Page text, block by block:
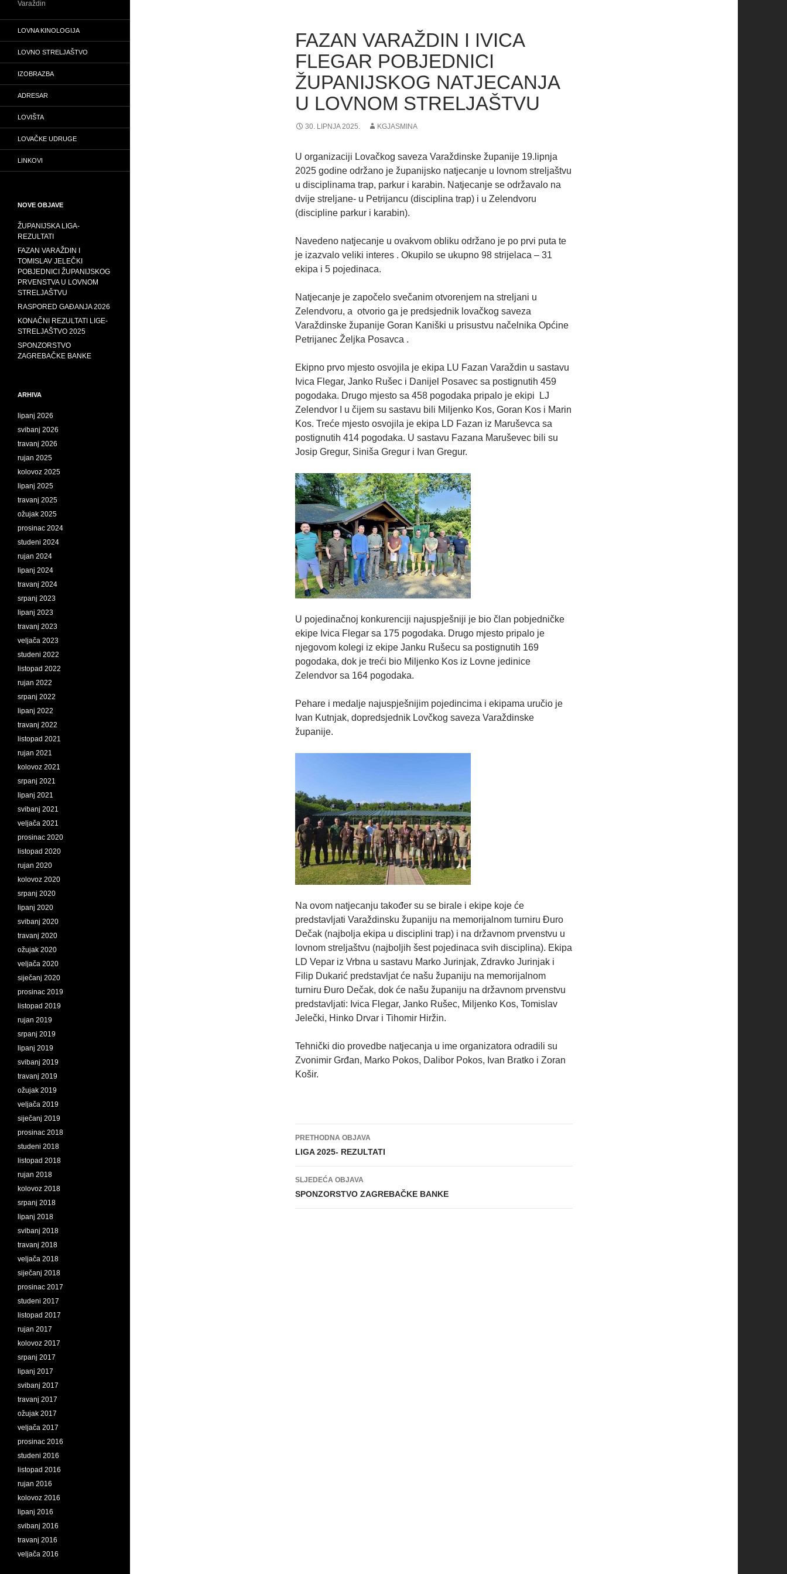
FAZAN VARAŽDIN I IVICA
FLEGAR POBJEDNICI
ŽUPANIJSKOG NATJECANJA
U LOVNOM STRELJAŠTVU
30. LIPNJA 2025. KGJASMINA
U organizaciji Lovačkog saveza Varaždinske županije 19.lipnja
2025 godine održano je županijsko natjecanje u lovnom streljaštvu
u disciplinama trap, parkur i karabin. Natjecanje se održavalo na
dvije streljane- u Petrijancu (disciplina trap) i u Zelendvoru
(discipline parkur i karabin).
Navedeno natjecanje u ovakvom obliku održano je po prvi puta te
je izazvalo veliki interes . Okupilo se ukupno 98 strijelaca – 31
ekipa i 5 pojedinaca.
Natjecanje je započelo svečanim otvorenjem na streljani u
Zelendvoru, a otvorio ga je predsjednik lovačkog saveza
Varaždinske županije Goran Kaniški u prisustvu načelnika Općine
Petrijanec Željka Posavca .
Ekipno prvo mjesto osvojila je ekipa LU Fazan Varaždin u sastavu
Ivica Flegar, Janko Rušec i Danijel Posavec sa postignutih 459
pogodaka. Drugo mjesto sa 458 pogodaka pripalo je ekipi LJ
Zelendvor I u čijem su sastavu bili Miljenko Kos, Goran Kos i Marin
Kos. Treće mjesto osvojila je ekipa LD Fazan iz Maruševca sa
postignutih 414 pogodaka. U sastavu Fazana Maruševec bili su
Josip Gregur, Siniša Gregur i Ivan Gregur.
U pojedinačnoj konkurenciji najuspješniji je bio član pobjedničke
ekipe Ivica Flegar sa 175 pogodaka. Drugo mjesto pripalo je
njegovom kolegi iz ekipe Janku Rušecu sa postignutih 169
pogodaka, dok je treći bio Miljenko Kos iz Lovne jedinice
Zelendvor sa 164 pogodaka.
Pehare i medalje najuspješnijim pojedincima i ekipama uručio je
Ivan Kutnjak, dopredsjednik Lovčkog saveza Varaždinske
županije.
Na ovom natjecanju također su se birale i ekipe koje će
predstavljati Varaždinsku županiju na memorijalnom turniru Đuro
Dečak (najbolja ekipa u disciplini trap) i na državnom prvenstvu u
lovnom streljaštvu (najboljih šest pojedinaca svih disciplina). Ekipa
LD Vepar iz Vrbna u sastavu Marko Jurinjak, Zdravko Jurinjak i
Filip Dukarić predstavljat će našu županiju na memorijalnom
turniru Đuro Dečak, dok će našu županiju na državnom prvenstvu
predstavljati: Ivica Flegar, Janko Rušec, Miljenko Kos, Tomislav
Jelečki, Hinko Drvar i Tihomir Hiržin.
Tehnički dio provedbe natjecanja u ime organizatora odradili su
Zvonimir Grđan, Marko Pokos, Dalibor Pokos, Ivan Bratko i Zoran
Košir.
Navigacija
objava
PRETHODNA OBJAVA
LIGA 2025- REZULTATI
SLJEDEĆA OBJAVA
SPONZORSTVO ZAGREBAČKE BANKE
Varaždin
LOVNA KINOLOGIJA
LOVNO STRELJAŠTVO
IZOBRAZBA
ADRESAR
LOVIŠTA
LOVAČKE UDRUGE
LINKOVI
NOVE OBJAVE
ŽUPANIJSKA LIGA-
REZULTATI
FAZAN VARAŽDIN I
TOMISLAV JELEČKI
POBJEDNICI ŽUPANIJSKOG
PRVENSTVA U LOVNOM
STRELJAŠTVU
RASPORED GAĐANJA 2026
KONAČNI REZULTATI LIGE-
STRELJAŠTVO 2025
SPONZORSTVO
ZAGREBAČKE BANKE
ARHIVA
lipanj 2026
svibanj 2026
travanj 2026
rujan 2025
kolovoz 2025
lipanj 2025
travanj 2025
ožujak 2025
prosinac 2024
studeni 2024
rujan 2024
lipanj 2024
travanj 2024
srpanj 2023
lipanj 2023
travanj 2023
veljača 2023
studeni 2022
listopad 2022
rujan 2022
srpanj 2022
lipanj 2022
travanj 2022
listopad 2021
rujan 2021
kolovoz 2021
srpanj 2021
lipanj 2021
svibanj 2021
veljača 2021
prosinac 2020
listopad 2020
rujan 2020
kolovoz 2020
srpanj 2020
lipanj 2020
svibanj 2020
travanj 2020
ožujak 2020
veljača 2020
siječanj 2020
prosinac 2019
listopad 2019
rujan 2019
srpanj 2019
lipanj 2019
svibanj 2019
travanj 2019
ožujak 2019
veljača 2019
siječanj 2019
prosinac 2018
studeni 2018
listopad 2018
rujan 2018
kolovoz 2018
srpanj 2018
lipanj 2018
svibanj 2018
travanj 2018
veljača 2018
siječanj 2018
prosinac 2017
studeni 2017
listopad 2017
rujan 2017
kolovoz 2017
srpanj 2017
lipanj 2017
svibanj 2017
travanj 2017
ožujak 2017
veljača 2017
prosinac 2016
studeni 2016
listopad 2016
rujan 2016
kolovoz 2016
lipanj 2016
svibanj 2016
travanj 2016
veljača 2016